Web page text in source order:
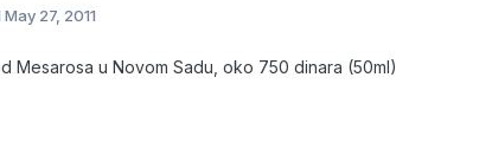
May 27, 2011
Mesarosa u Novom Sadu, oko 750 dinara (50ml)